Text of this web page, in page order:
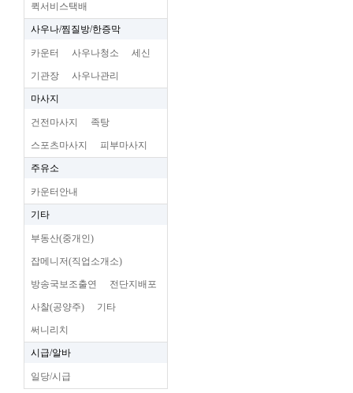
퀵서비스택배
사우나/찜질방/한증막
카운터 사우나청소 세신
기관장 사우나관리
마사지
건전마사지 족탕
스포츠마사지 피부마사지
주유소
카운터안내
기타
부동산(중개인)
잡메니저(직업소개소)
방송국보조출연 전단지배포
사찰(공양주) 기타
써니리치
시급/알바
일당/시급